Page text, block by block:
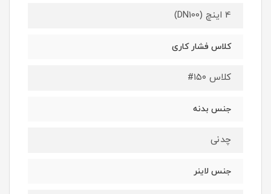
4 اینچ (DN100)
کلاس فشار کاری
کلاس ۱۵۰#
جنس بدنه
چدنی
جنس لاینر